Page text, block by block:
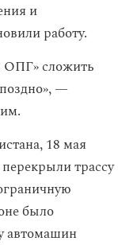
и
работу.
ОПГ» сложить
—
18 мая
трассу
было
автомашин